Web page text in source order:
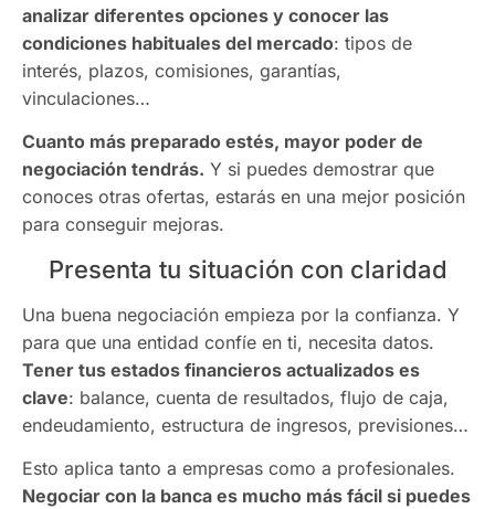
analizar diferentes opciones y conocer las
condiciones habituales del mercado: tipos de
interés, plazos, comisiones, garantías,
vinculaciones…
Cuanto más preparado estés, mayor poder de
negociación tendrás. Y si puedes demostrar que
conoces otras ofertas, estarás en una mejor posición
para conseguir mejoras.
Presenta tu situación con claridad
Una buena negociación empieza por la confianza. Y
para que una entidad confíe en ti, necesita datos.
Tener tus estados financieros actualizados es
clave: balance, cuenta de resultados, flujo de caja,
endeudamiento, estructura de ingresos, previsiones…
Esto aplica tanto a empresas como a profesionales.
Negociar con la banca es mucho más fácil si puedes